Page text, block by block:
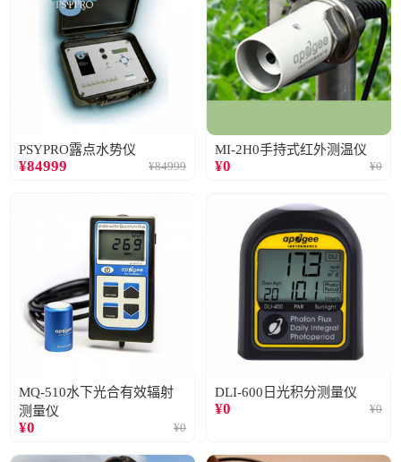
PSYPRO露点水势仪
¥84999 ¥84999
MI-2H0手持式红外测温仪
¥0 ¥0
MQ-510水下光合有效辐射
测量仪
¥0 ¥0
DLI-600日光积分测量仪
¥0 ¥0